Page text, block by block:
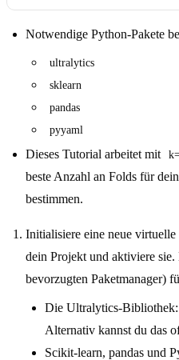
Notwendige Python-Pakete
ultralytics
sklearn
pandas
pyyaml
Dieses Tutorial arbeitet mit
beste Anzahl an Folds für
bestimmen.
Initialisiere eine neue
dein Projekt und aktiviere sie.
bevorzugten Paketmanager)
Die Ultralytics-Bibliothek:
Alternativ kannst du das
Scikit-learn, pandas und